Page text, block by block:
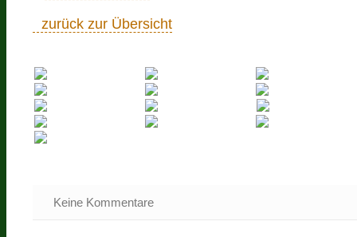
zurück zur Übersicht
Keine Kommentare